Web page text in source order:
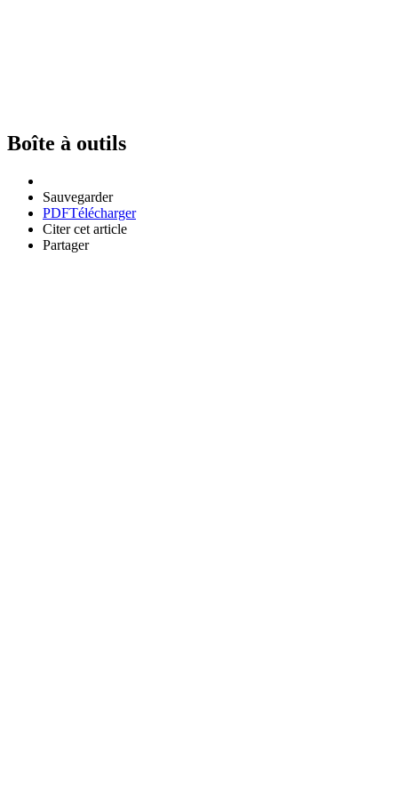
Boîte à outils
Sauvegarder
PDFTélécharger
Citer cet article
Partager